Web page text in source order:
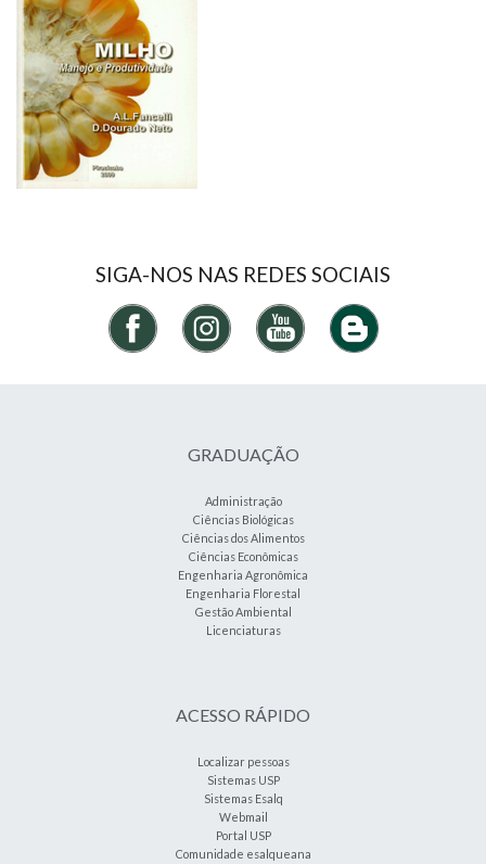
SIGA-NOS NAS REDES SOCIAIS
GRADUAÇÃO
Administração
Ciências Biológicas
Ciências dos Alimentos
Ciências Econômicas
Engenharia Agronômica
Engenharia Florestal
Gestão Ambiental
Licenciaturas
ACESSO RÁPIDO
Localizar pessoas
Sistemas USP
Sistemas Esalq
Webmail
Portal USP
Comunidade esalqueana